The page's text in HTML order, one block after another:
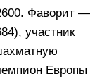
Фаворит —
участник
Европы